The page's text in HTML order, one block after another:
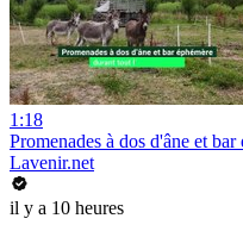
1:18
Promenades à dos d'âne et
Lavenir.net
il y a 10 heures